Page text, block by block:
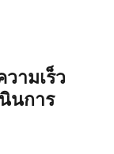
ามเร็ว
นการ